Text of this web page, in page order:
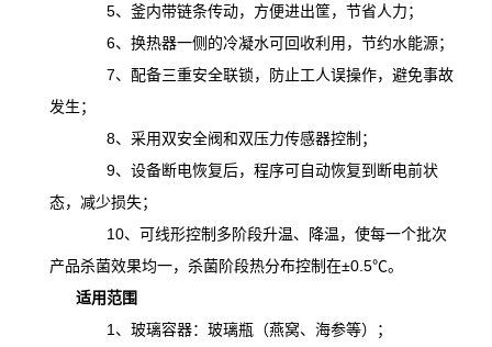
5、釜内带链条传动，方便进出筐，节省人力；
6、换热器一侧的冷凝水可回收利用，节约水能源；
7、配备三重安全联锁，防止工人误操作，避免事故
发生；
8、采用双安全阀和双压力传感器控制；
9、设备断电恢复后，程序可自动恢复到断电前状
态，减少损失；
10、可线形控制多阶段升温、降温， 使每一个批次
产品杀菌效果均一，杀菌阶段热分布控制在±0.5℃。
适用范围
1、玻璃容器：玻璃瓶（燕窝、海参等）；